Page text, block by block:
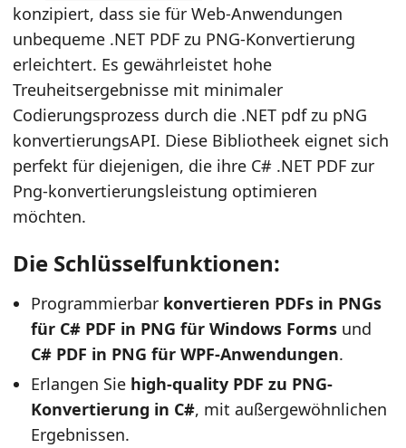
konzipiert, dass sie für Web-Anwendungen
unbequeme .NET PDF zu PNG-Konvertierung
erleichtert. Es gewährleistet hohe
Treuheitsergebnisse mit minimaler
Codierungsprozess durch die .NET pdf zu pNG
konvertierungsAPI. Diese Bibliotheek eignet sich
perfekt für diejenigen, die ihre C# .NET PDF zur
Png-konvertierungsleistung optimieren
möchten.
Die Schlüsselfunktionen:
Programmierbar konvertieren PDFs in PNGs
für C# PDF in PNG für Windows Forms und
C# PDF in PNG für WPF-Anwendungen.
Erlangen Sie high-quality PDF zu PNG-
Konvertierung in C#, mit außergewöhnlichen
Ergebnissen.